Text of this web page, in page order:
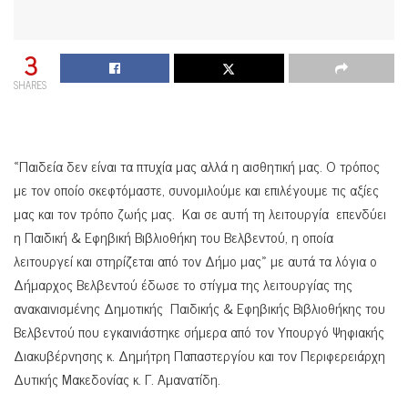
3
SHARES
«Παιδεία δεν είναι τα πτυχία μας αλλά η αισθητική μας. Ο τρόπος
με τον οποίο σκεφτόμαστε, συνομιλούμε και επιλέγουμε τις αξίες
μας και τον τρόπο ζωής μας. Και σε αυτή τη λειτουργία επενδύει
η Παιδική & Εφηβική Βιβλιοθήκη του Βελβεντού, η οποία
λειτουργεί και στηρίζεται από τον Δήμο μας» με αυτά τα λόγια ο
Δήμαρχος Βελβεντού έδωσε το στίγμα της λειτουργίας της
ανακαινισμένης Δημοτικής Παιδικής & Εφηβικής Βιβλιοθήκης του
Βελβεντού που εγκαινιάστηκε σήμερα από τον Υπουργό Ψηφιακής
Διακυβέρνησης κ. Δημήτρη Παπαστεργίου και τον Περιφερειάρχη
Δυτικής Μακεδονίας κ. Γ. Αμανατίδη.